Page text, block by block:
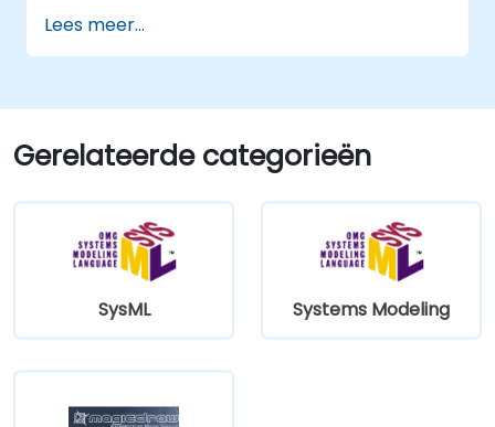
Lees meer...
Gerelateerde categorieën
SysML Systems Modeling